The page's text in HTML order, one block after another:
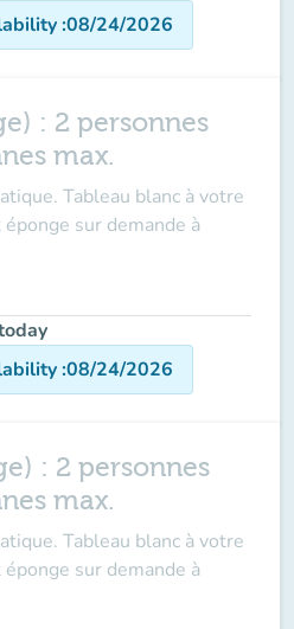
:08/24/2026
: 2 personnes
max.
Tableau blanc à votre
sur demande à
:08/24/2026
: 2 personnes
max.
Tableau blanc à votre
sur demande à